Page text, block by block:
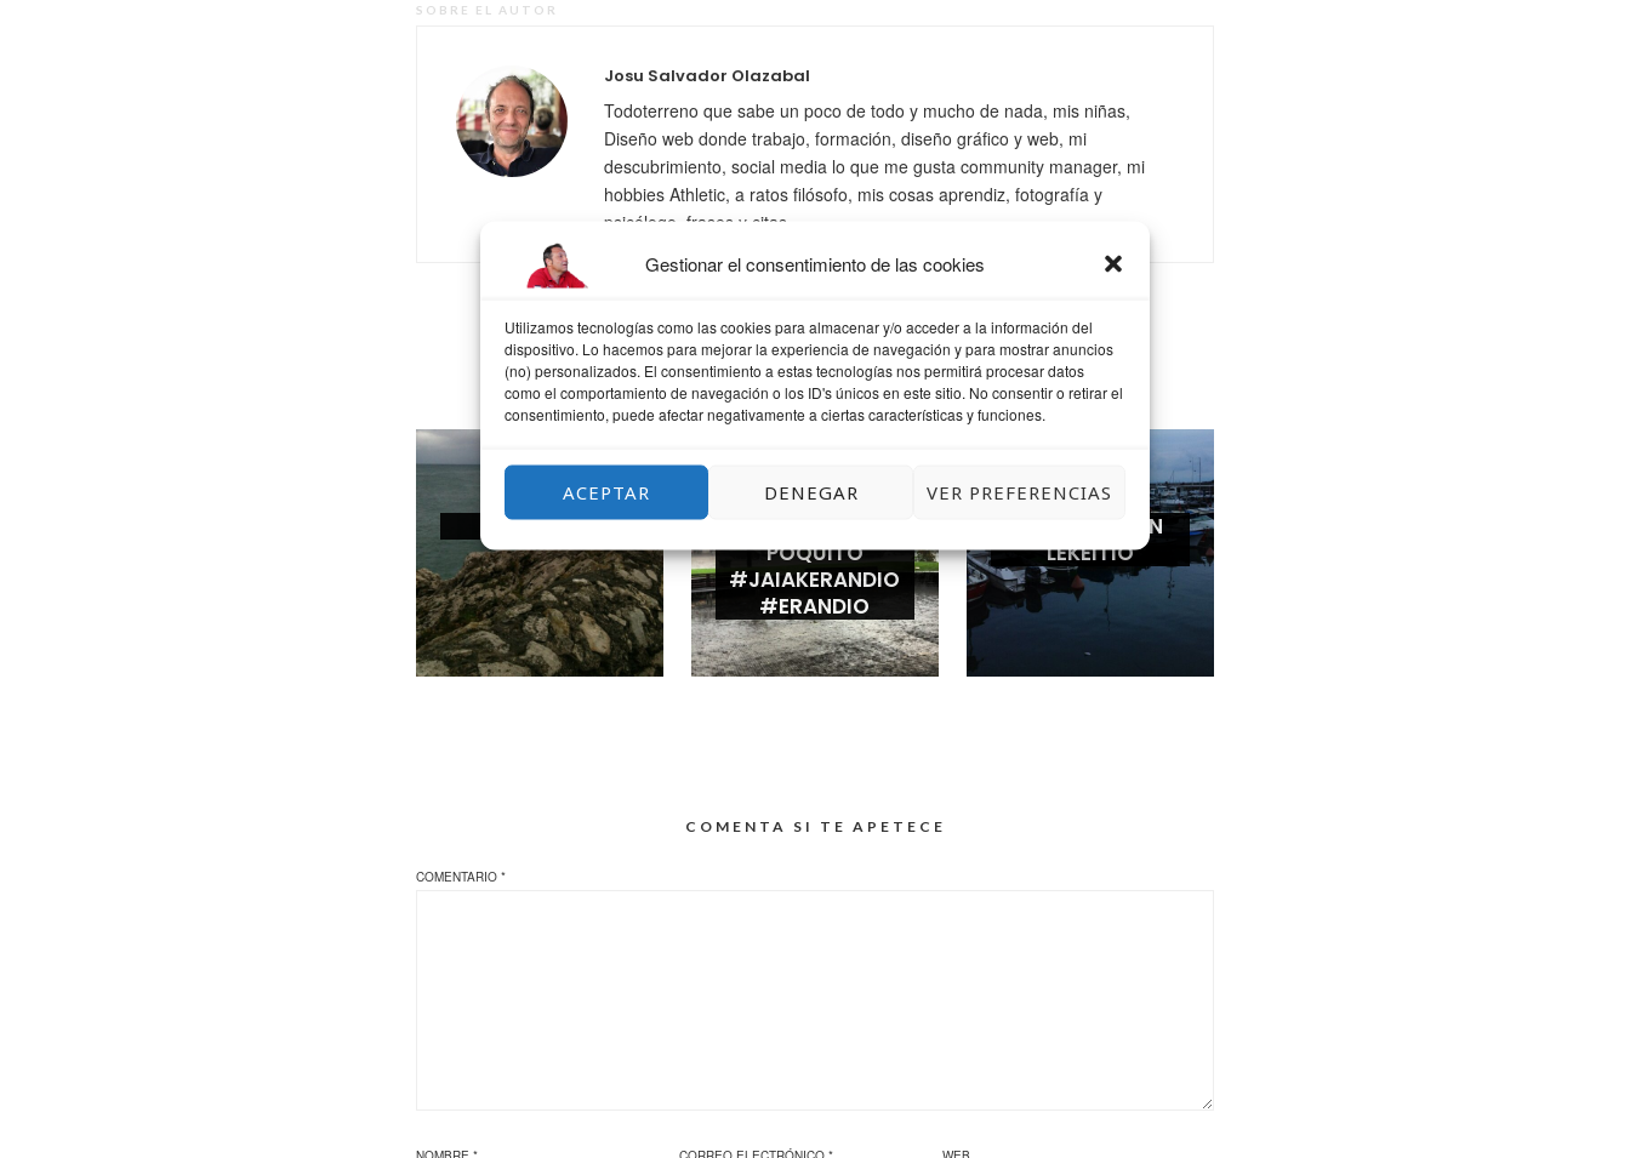
Gestionar el consentimiento de las cookies
Utilizamos tecnologías como las cookies para almacenar y/o acceder a la información del
dispositivo. Lo hacemos para mejorar la experiencia de navegación y para mostrar anuncios
(no) personalizados. El consentimiento a estas tecnologías nos permitirá procesar datos
como el comportamiento de navegación o los ID's únicos en este sitio. No consentir o retirar el
consentimiento, puede afectar negativamente a ciertas características y funciones.
ACEPTAR DENEGAR VER PREFERENCIAS
SOBRE EL AUTOR
Josu Salvador Olazabal
Todoterreno que sabe un poco de todo y mucho de nada, mis niñas,
Diseño web donde trabajo, formación, diseño gráfico y web, mi
descubrimiento, social media lo que me gusta community manager, mi
hobbies Athletic, a ratos filósofo, mis cosas aprendiz, fotografía y
psicólogo. frases y citas
QUIZÁS TE GUSTE
AFOTANDO
POQUITO
#JAIAKERANDIO
#ERANDIO
UNA TARDE EN
LEKEITIO
COMENTA SI TE APETECE
COMENTARIO *